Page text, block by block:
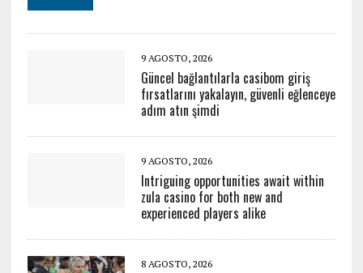
9 AGOSTO, 2026
Güncel bağlantılarla casibom giriş
fırsatlarını yakalayın, güvenli eğlenceye
adım atın şimdi
9 AGOSTO, 2026
Intriguing opportunities await within
zula casino for both new and
experienced players alike
8 AGOSTO, 2026